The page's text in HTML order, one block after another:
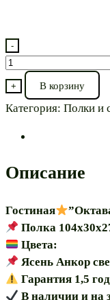
-
Количество
товара
Полка
модульная***
+ В корзину
Категория: Полки и
Описание
Гостиная
Полка
Цвета:
Ясень Анкор
Гарантия 1,5
В наличии и на